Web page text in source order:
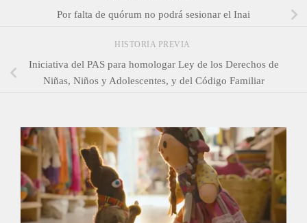
Por falta de quórum no podrá sesionar el Inai
HISTORIA PREVIA
Iniciativa del PAS para homologar Ley de los Derechos de
Niñas, Niños y Adolescentes, y del Código Familiar